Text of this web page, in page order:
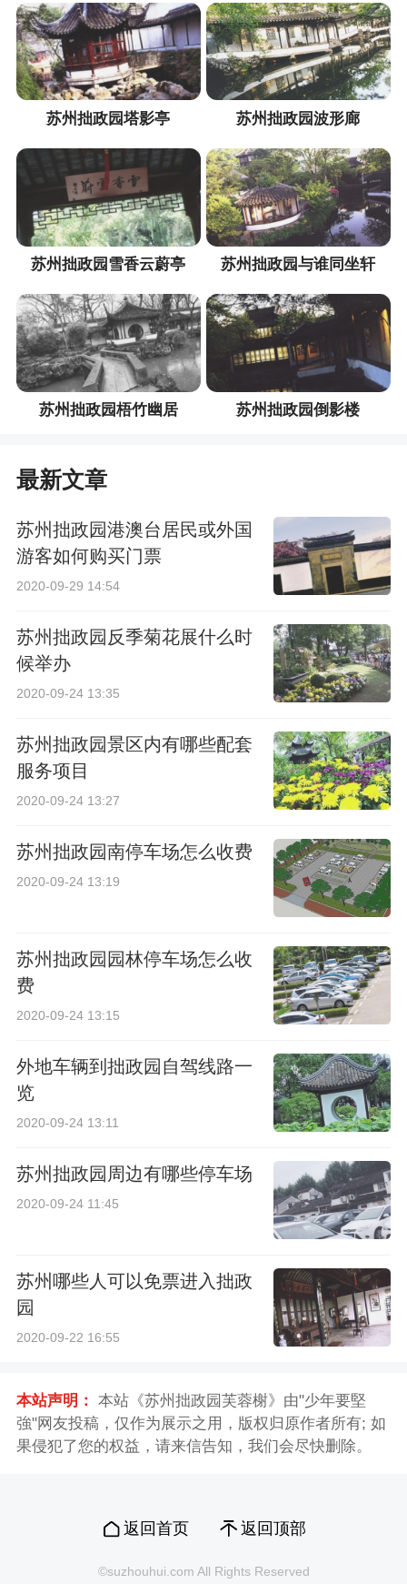
苏州拙政园塔影亭 苏州拙政园波形廊
苏州拙政园雪香云蔚亭 苏州拙政园与谁同坐轩
苏州拙政园梧竹幽居 苏州拙政园倒影楼
最新文章
苏州拙政园港澳台居民或外国
游客如何购买门票
2020-09-29 14:54
苏州拙政园反季菊花展什么时
候举办
2020-09-24 13:35
苏州拙政园景区内有哪些配套
服务项目
2020-09-24 13:27
苏州拙政园南停车场怎么收费
2020-09-24 13:19
苏州拙政园园林停车场怎么收
费
2020-09-24 13:15
外地车辆到拙政园自驾线路一
览
2020-09-24 13:11
苏州拙政园周边有哪些停车场
2020-09-24 11:45
苏州哪些人可以免票进入拙政
园
2020-09-22 16:55
本站声明： 本站《苏州拙政园芙蓉榭》由"少年要堅
強"网友投稿，仅作为展示之用，版权归原作者所有; 如
果侵犯了您的权益，请来信告知，我们会尽快删除。
返回首页 返回顶部
©suzhouhui.com All Rights Reserved